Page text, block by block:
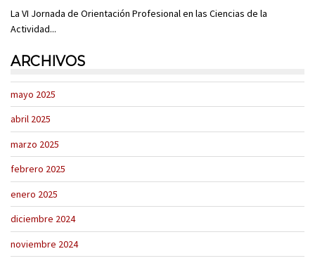
La VI Jornada de Orientación Profesional en las Ciencias de la
Actividad...
ARCHIVOS
mayo 2025
abril 2025
marzo 2025
febrero 2025
enero 2025
diciembre 2024
noviembre 2024